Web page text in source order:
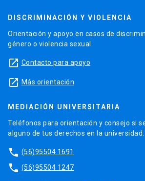
DISCRIMINACIÓN Y VIOLENCIA
Orientación y apoyo en casos de
género o violencia sexual.
launch Contacto para apoyo
launch Más orientación
MEDIACIÓN UNIVERSITARIA
Teléfonos para orientación y consejo si
alguno de tus derechos en la universidad.
phone (56)95504 1691
phone (56)95504 1247